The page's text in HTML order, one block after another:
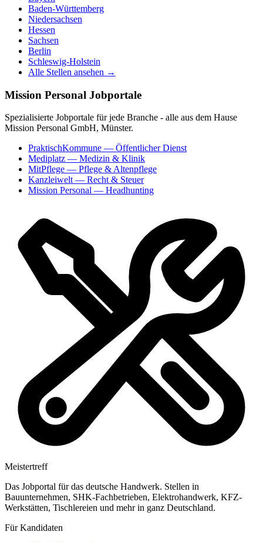
Baden-Württemberg
Niedersachsen
Hessen
Sachsen
Berlin
Schleswig-Holstein
Alle Stellen ansehen →
Mission Personal Jobportale
Spezialisierte Jobportale für jede Branche - alle aus dem Hause
Mission Personal GmbH, Münster.
PraktischKommune — Öffentlicher Dienst
Mediplatz — Medizin & Klinik
MitPflege — Pflege & Altenpflege
Kanzleiwelt — Recht & Steuer
Mission Personal — Headhunting
Meistertreff
Das Jobportal für das deutsche Handwerk. Stellen in
Bauunternehmen, SHK-Fachbetrieben, Elektrohandwerk, KFZ-
Werkstätten, Tischlereien und mehr in ganz Deutschland.
Für Kandidaten